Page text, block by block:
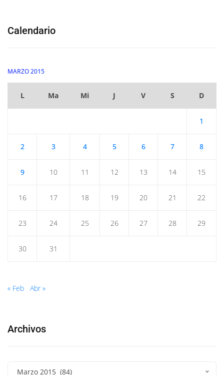
Calendario
MARZO 2015
L Ma Mi J V S D
1
2 3 4 5 6 7 8
9 10 11 12 13 14 15
16 17 18 19 20 21 22
23 24 25 26 27 28 29
30 31
« Feb Abr »
Archivos
Marzo 2015 (84)